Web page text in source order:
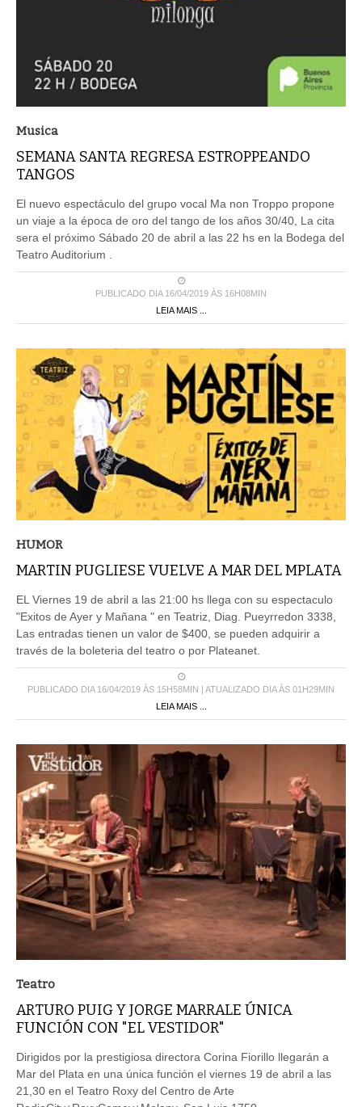
Musica
SEMANA SANTA REGRESA ESTROPPEANDO
TANGOS
El nuevo espectáculo del grupo vocal Ma non Troppo propone
un viaje a la época de oro del tango de los años 30/40, La cita
sera el próximo Sábado 20 de abril a las 22 hs en la Bodega del
Teatro Auditorium .
PUBLICADO DIA 16/04/2019 ÀS 16H08MIN
LEIA MAIS ...
HUMOR
MARTIN PUGLIESE VUELVE A MAR DEL MPLATA
EL Viernes 19 de abril a las 21:00 hs llega con su espectaculo
"Exitos de Ayer y Mañana " en Teatriz, Diag. Pueyrredon 3338,
Las entradas tienen un valor de $400, se pueden adquirir a
través de la boleteria del teatro o por Plateanet.
PUBLICADO DIA 16/04/2019 ÀS 15H58MIN | ATUALIZADO DIA ÀS 01H29MIN
LEIA MAIS ...
Teatro
ARTURO PUIG Y JORGE MARRALE ÚNICA
FUNCIÓN CON "EL VESTIDOR"
Dirigidos por la prestigiosa directora Corina Fiorillo llegarán a
Mar del Plata en una única función el viernes 19 de abril a las
21,30 en el Teatro Roxy del Centro de Arte